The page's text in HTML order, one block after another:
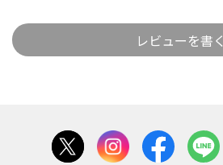
レビューを書く